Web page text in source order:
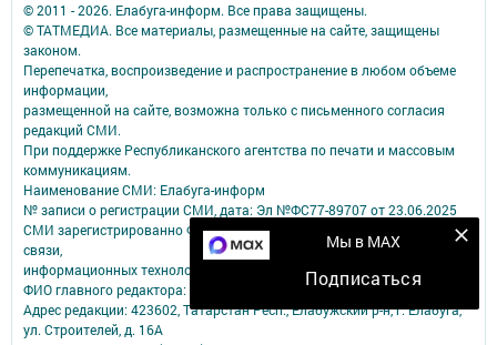
Мы в MAX
Подписаться
© 2011 - 2026. Елабуга-информ. Все права защищены.
© ТАТМЕДИА. Все материалы, размещенные на сайте, защищены
законом.
Перепечатка, воспроизведение и распространение в любом объеме
информации,
размещенной на сайте, возможна только с письменного согласия
редакций СМИ.
При поддержке Республиканского агентства по печати и массовым
коммуникациям.
Наименование СМИ: Елабуга-информ
№ записи о регистрации СМИ, дата: Эл №ФС77-89707 от 23.06.2025
СМИ зарегистрированно Федеральной службой по надзору в сфере
связи,
информационных технологий и массовых коммуникаций
ФИО главного редактора: Качаева Сабина Равильевна
Адрес редакции: 423602, Татарстан Респ., Елабужский р-н, г. Елабуга,
ул. Строителей, д. 16А